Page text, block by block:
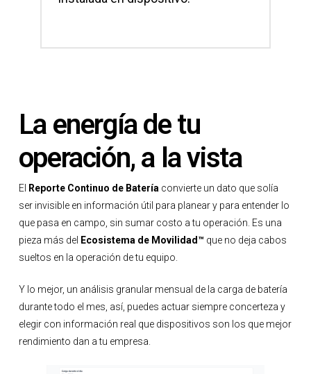
La energía de tu
operación, a la vista
El Reporte Continuo de Bateríaconvierte un dato que solía
ser invisible en información útil para planear y para entender lo
que pasa en campo, sin sumar costo a tu operación. Es una
pieza más del Ecosistema de Movilidad™ que no deja cabos
sueltos en la operación de tu equipo.
Y lo mejor, un análisis granular mensual de la carga de batería
durante todo el mes, así, puedes actuar siempre concerteza y
elegir con información real que dispositivos son los que mejor
rendimiento dan a tu empresa.